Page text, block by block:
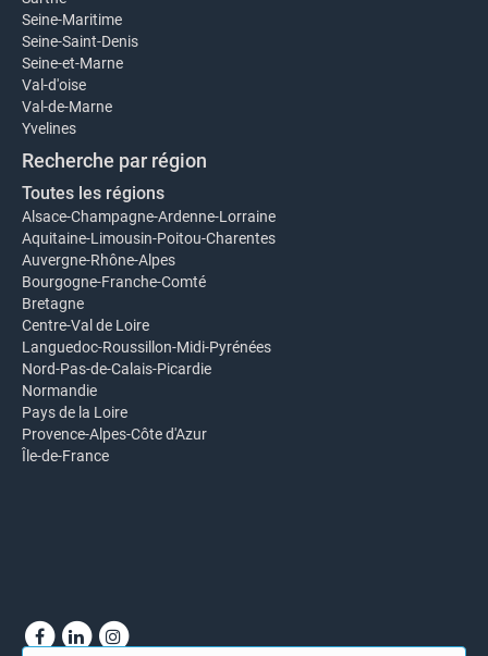
Seine-Maritime
Seine-Saint-Denis
Seine-et-Marne
Val-d'oise
Val-de-Marne
Yvelines
Recherche par région
Toutes les régions
Alsace-Champagne-Ardenne-Lorraine
Aquitaine-Limousin-Poitou-Charentes
Auvergne-Rhône-Alpes
Bourgogne-Franche-Comté
Bretagne
Centre-Val de Loire
Languedoc-Roussillon-Midi-Pyrénées
Nord-Pas-de-Calais-Picardie
Normandie
Pays de la Loire
Provence-Alpes-Côte d'Azur
Île-de-France